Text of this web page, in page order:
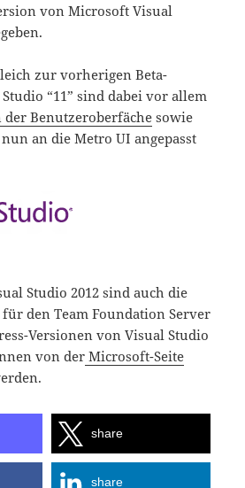
von Microsoft Visual
zur vorherigen Beta-
“11” sind dabei vor allem
Benutzeroberfäche sowie
an die Metro UI angepasst
Studio 2012 sind auch die
für den Team Foundation Server
Versionen von Visual Studio
von derMicrosoft-Seite
share
share